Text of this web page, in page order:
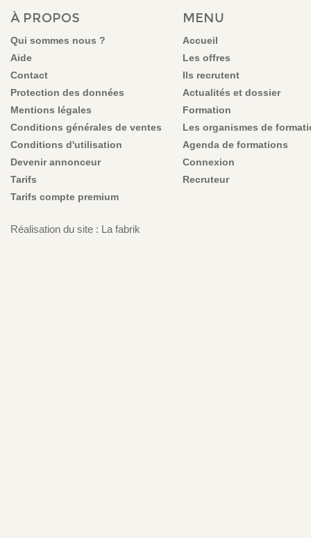
VOUS ÊTES ICI
À PROPOS
Qui sommes nous ?
Aide
Contact
Protection des données
Mentions légales
Conditions générales de ventes
Conditions d'utilisation
Devenir annonceur
Tarifs
Tarifs compte premium
MENU
Accueil
Les offres
Ils recrutent
Actualités et dossier
Formation
Les organismes de
Agenda de formations
Connexion
Recruteur
Réalisation du site : La fabrik